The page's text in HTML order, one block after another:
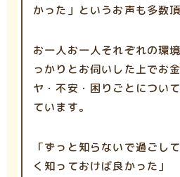
かった」というお声も多数
お一人お一人それぞれの環
っかりとお伺いした上でお
ヤ・不安・困りごとについ
ています。
「ずっと知らないで過ごし
く知っておけば良かった」